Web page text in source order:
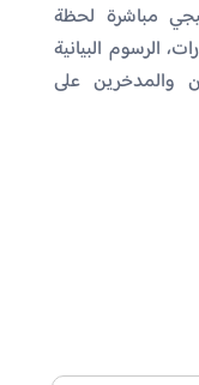
مباشرة لحظة
الرسوم البيانية
والمدخرين على